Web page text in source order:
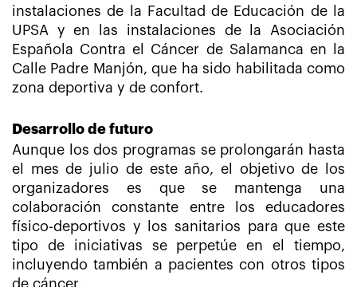
instalaciones de la Facultad de Educación de la
UPSA y en las instalaciones de la Asociación
Española Contra el Cáncer de Salamanca en la
Calle Padre Manjón, que ha sido habilitada como
zona deportiva y de confort.
Desarrollo de futuro
Aunque los dos programas se prolongarán hasta
el mes de julio de este año, el objetivo de los
organizadores es que se mantenga una
colaboración constante entre los educadores
físico-deportivos y los sanitarios para que este
tipo de iniciativas se perpetúe en el tiempo,
incluyendo también a pacientes con otros tipos
de cáncer.